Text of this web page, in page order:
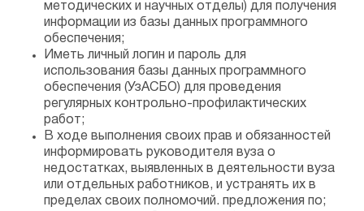
методических и научных отделы) для получения
информации из базы данных программного
обеспечения;
Иметь личный логин и пароль для
использования базы данных программного
обеспечения (УзАСБО) для проведения
регулярных контрольно-профилактических
работ;
В ходе выполнения своих прав и обязанностей
информировать руководителя вуза о
недостатках, выявленных в деятельности вуза
или отдельных работников, и устранять их в
пределах своих полномочий. предложения по;